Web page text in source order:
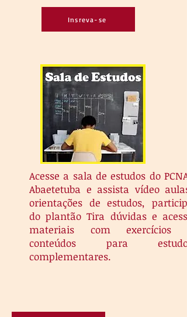
Insreva-se
Acesse a sala de estudos do PCNA-
Abaetetuba e assista vídeo aulas,
orientações de estudos, participe
do plantão Tira dúvidas e acesse
materiais com exercícios e
conteúdos para estudos
complementares.